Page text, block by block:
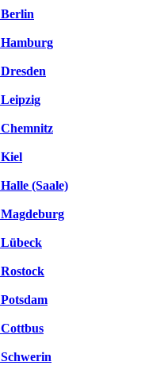
Berlin
Hamburg
Dresden
Leipzig
Chemnitz
Kiel
Halle (Saale)
Magdeburg
Lübeck
Rostock
Potsdam
Cottbus
Schwerin